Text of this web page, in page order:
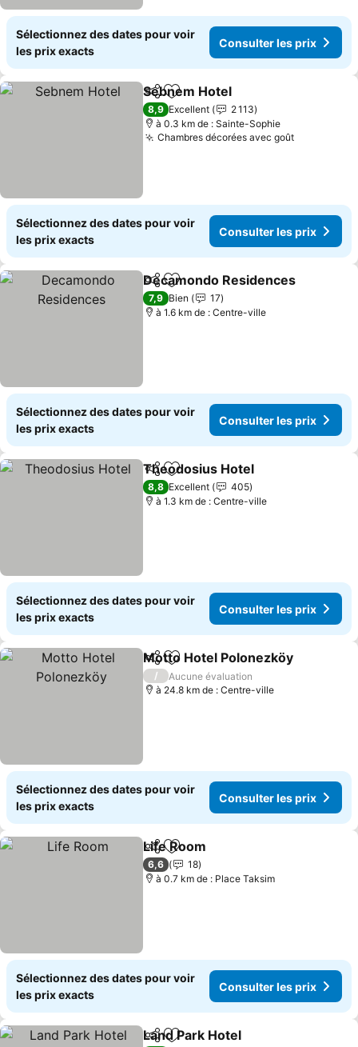
Sélectionnez des dates pour voir
les prix exacts
Consulter les prix
PartagerAjouter à mes favoris
Sebnem Hotel
8,9 Excellent
2 113
à 0.3 km de : Sainte-Sophie
Chambres décorées avec goûtConsulter
Sélectionnez des dates pour voir
les prix exacts
Consulter les prix
PartagerAjouter à mes favoris
Decamondo Residences
7,9 Bien
17
à 1.6 km de : Centre-ville
Sélectionnez des dates pour voir
les prix exacts
Consulter les prix
PartagerAjouter à mes favoris
Theodosius Hotel
8,8 Excellent
405
à 1.3 km de : Centre-ville
Sélectionnez des dates pour voir
les prix exacts
Consulter les prix
PartagerAjouter à mes favoris
Motto Hotel Polonezköy
/
Aucune évaluation
à 24.8 km de : Centre-ville
Sélectionnez des dates pour voir
les prix exacts
Consulter les prix
PartagerAjouter à mes favoris
Life Room
6,6
18
à 0.7 km de : Place Taksim
Sélectionnez des dates pour voir
les prix exacts
Consulter les prix
PartagerAjouter à mes favoris
Land Park Hotel